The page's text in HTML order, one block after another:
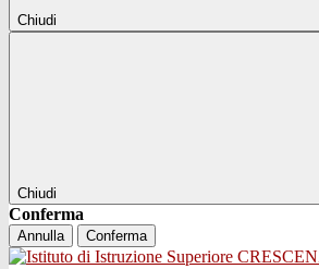
Chiudi
Chiudi
Conferma
Annulla Conferma